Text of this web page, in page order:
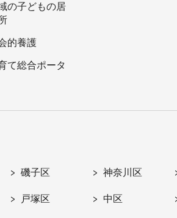
の子どもの居
的養護
て総合ポータ
磯子区 神奈川区
戸塚区 中区